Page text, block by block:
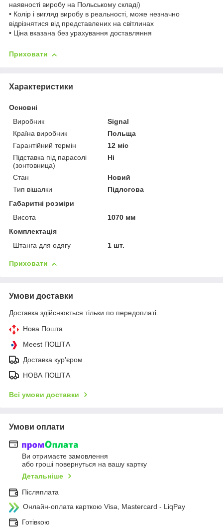
наявності виробу на Польському складі)
• Колір і вигляд виробу в реальності, може незначно
відрізнятися від представлених на світлинах
• Ціна вказана без урахування доставляння
Приховати
Характеристики
Основні
Виробник
Signal
Країна виробник
Польща
Гарантійний термін
12 міс
Підставка під парасолі
(зонтовница)
Ні
Стан
Новий
Тип вішалки
Підлогова
Габаритні розміри
Висота
1070 мм
Комплектація
Штанга для одягу
1 шт.
Приховати
Умови доставки
Доставка здійснюється тільки по передоплаті.
Нова Пошта
Meest ПОШТА
Доставка кур'єром
НОВА ПОШТА
Всі умови доставки
Умови оплати
Ви отримаєте замовлення
або гроші повернуться на вашу картку
Детальніше
Післяплата
Онлайн-оплата карткою Visa, Mastercard - LiqPay
Готівкою